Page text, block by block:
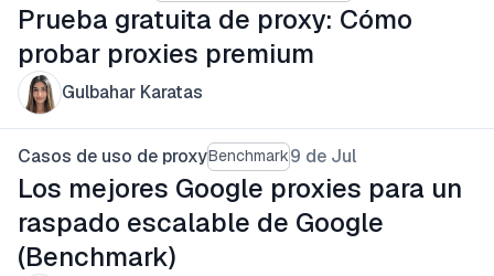
Prueba gratuita de proxy: Cómo
probar proxies premium
Gulbahar Karatas
Casos de uso de proxyBenchmark9 de Jul
Los mejores Google proxies para un
raspado escalable de Google
(Benchmark)